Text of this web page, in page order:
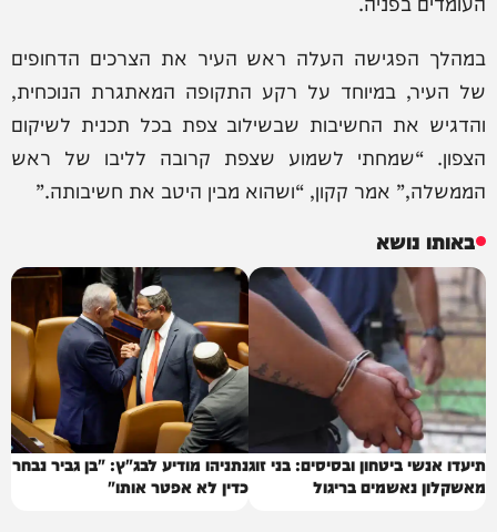
במהלך הפגישה העלה ראש העיר את הצרכים הדחופים
של העיר, במיוחד על רקע התקופה המאתגרת הנוכחית,
והדגיש את החשיבות שבשילוב צפת בכל תכנית לשיקום
הצפון. “שמחתי לשמוע שצפת קרובה לליבו של ראש
הממשלה,” אמר קקון, “ושהוא מבין היטב את חשיבותה.”
באותו נושא
תיעדו אנשי ביטחון ובסיסים: בני זוג
מאשקלון נאשמים בריגול
נתניהו מודיע לבג"ץ: "בן גביר נבחר
כדין לא אפטר אותו"